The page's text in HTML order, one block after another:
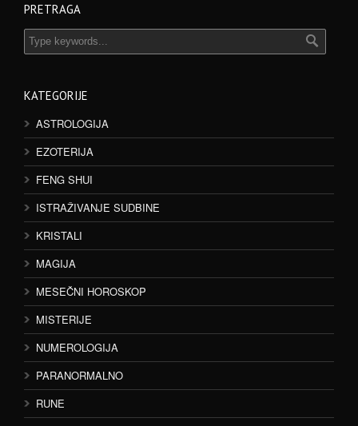
PRETRAGA
KATEGORIJE
ASTROLOGIJA
EZOTERIJA
FENG SHUI
ISTRAŽIVANJE SUDBINE
KRISTALI
MAGIJA
MESEČNI HOROSKOP
MISTERIJE
NUMEROLOGIJA
PARANORMALNO
RUNE